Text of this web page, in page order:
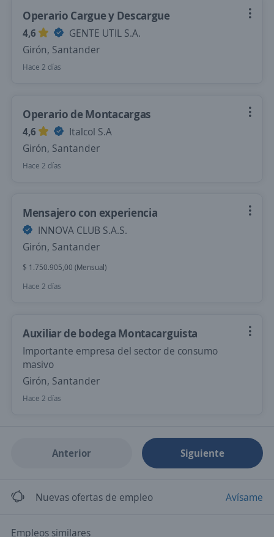
Operario Cargue y Descargue
4,6
GENTE UTIL S.A.
Girón, Santander
Hace 2 días
Operario de Montacargas
4,6
Italcol S.A
Girón, Santander
Hace 2 días
Mensajero con experiencia
INNOVA CLUB S.A.S.
Girón, Santander
$ 1.750.905,00 (Mensual)
Hace 2 días
Auxiliar de bodega Montacarguista
Importante empresa del sector de consumo
masivo
Girón, Santander
Hace 2 días
Anterior Siguiente
Nuevas ofertas de empleo Avísame
Empleos similares